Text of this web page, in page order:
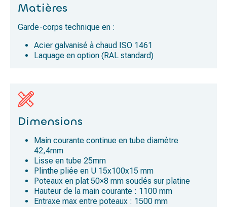
Matières
Garde-corps technique en :
Acier galvanisé à chaud ISO 1461
Laquage en option (RAL standard)
Dimensions
Main courante continue en tube diamètre
42,4mm
Lisse en tube 25mm
Plinthe pliée en U 15x100x15 mm
Poteaux en plat 50×8 mm soudés sur platine
Hauteur de la main courante : 1100 mm
Entraxe max entre poteaux : 1500 mm